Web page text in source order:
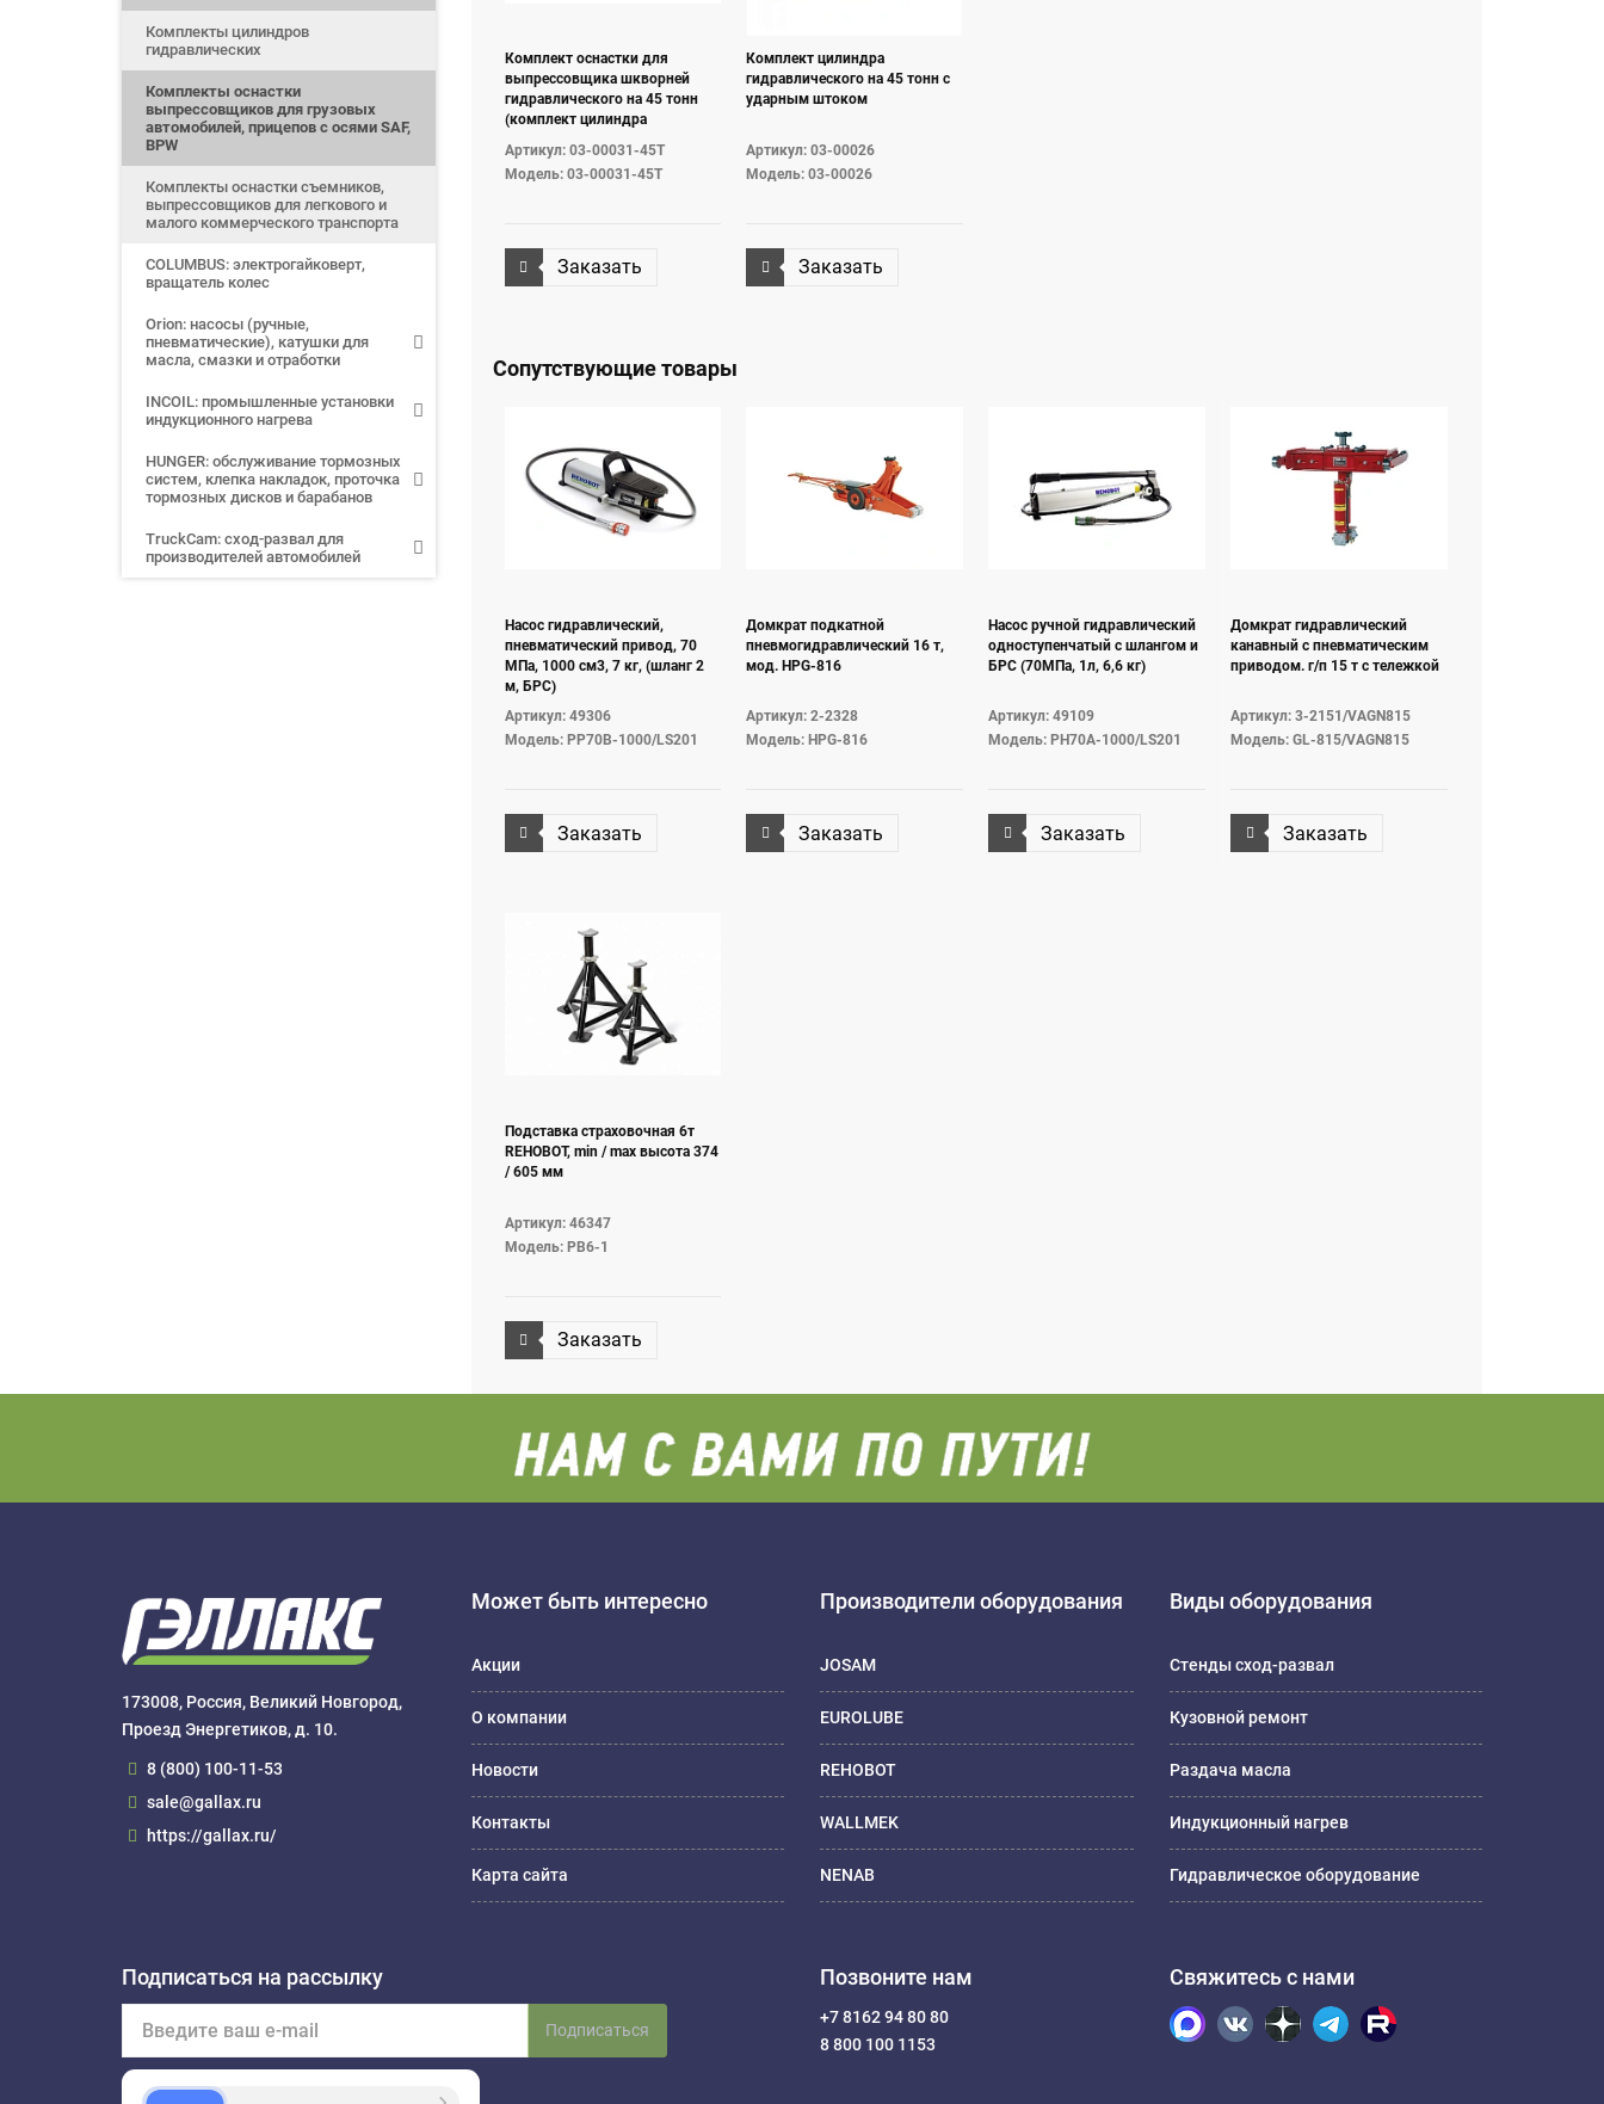
Комплекты цилиндров
гидравлических
Комплекты оснастки
выпрессовщиков для грузовых
автомобилей, прицепов с осями SAF,
BPW
Комплекты оснастки съемников,
выпрессовщиков для легкового и
малого коммерческого транспорта
COLUMBUS: электрогайковерт,
вращатель колес
Orion: насосы (ручные,
пневматические), катушки для
масла, смазки и отработки
INCOIL: промышленные установки
индукционного нагрева
HUNGER: обслуживание тормозных
систем, клепка накладок, проточка
тормозных дисков и барабанов
TruckCam: сход-развал для
производителей автомобилей
Комплект оснастки для
выпрессовщика шкворней
гидравлического на 45 тонн
(комплект цилиндра
Артикул: 03-00031-45T
Модель: 03-00031-45T
Заказать
Комплект цилиндра
гидравлического на 45 тонн с
ударным штоком
Артикул: 03-00026
Модель: 03-00026
Заказать
Сопутствующие товары
Насос гидравлический,
пневматический привод, 70
МПа, 1000 см3, 7 кг, (шланг 2
м, БРС)
Артикул: 49306
Модель: PP70B-1000/LS201
Заказать
Домкрат подкатной
пневмогидравлический 16 т,
мод. HPG-816
Артикул: 2-2328
Модель: HPG-816
Заказать
Насос ручной гидравлический
одноступенчатый с шлангом и
БРС (70МПа, 1л, 6,6 кг)
Артикул: 49109
Модель: PH70A-1000/LS201
Заказать
Домкрат гидравлический
канавный с пневматическим
приводом. г/п 15 т c тележкой
Артикул: 3-2151/VAGN815
Модель: GL-815/VAGN815
Заказать
Подставка страховочная 6т
REHOBOT, min / max высота 374
/ 605 мм
Артикул: 46347
Модель: PB6-1
Заказать
173008, Россия, Великий Новгород,
Проезд Энергетиков, д. 10.
8 (800) 100-11-53
sale@gallax.ru
https://gallax.ru/
Может быть интересно
Акции
О компании
Новости
Контакты
Карта сайта
Производители оборудования
JOSAM
EUROLUBE
REHOBOT
WALLMEK
NENAB
Виды оборудования
Стенды сход-развал
Кузовной ремонт
Раздача масла
Индукционный нагрев
Гидравлическое оборудование
Подписаться на рассылку
Подписаться
Позвоните нам
+7 8162 94 80 80
8 800 100 1153
Свяжитесь с нами